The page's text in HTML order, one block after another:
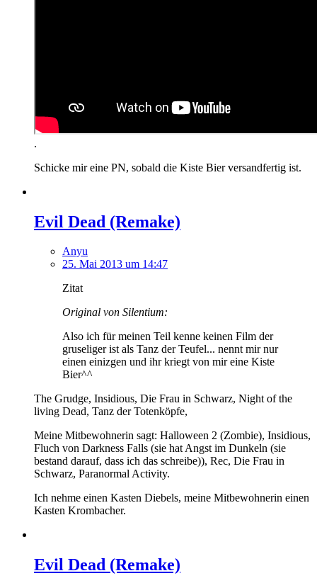
.
Schicke mir eine PN, sobald die Kiste Bier versandfertig ist.
Evil Dead (Remake)
Anyu
25. Mai 2013 um 14:47
Zitat
Original von Silentium:
Also ich für meinen Teil kenne keinen Film der
gruseliger ist als Tanz der Teufel... nennt mir nur
einen einizgen und ihr kriegt von mir eine Kiste
Bier^^
The Grudge, Insidious, Die Frau in Schwarz, Night of the
living Dead, Tanz der Totenköpfe,
Meine Mitbewohnerin sagt: Halloween 2 (Zombie), Insidious,
Fluch von Darkness Falls (sie hat Angst im Dunkeln (sie
bestand darauf, dass ich das schreibe)), Rec, Die Frau in
Schwarz, Paranormal Activity.
Ich nehme einen Kasten Diebels, meine Mitbewohnerin einen
Kasten Krombacher.
Evil Dead (Remake)